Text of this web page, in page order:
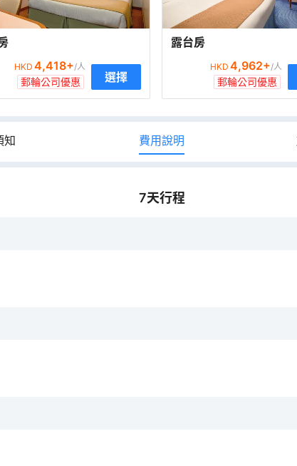
HKD 4,418+/人
郵輪公司優惠 選擇
露台房
HKD 4,962+/人
郵輪公司優惠
知 費用說明
7天行程